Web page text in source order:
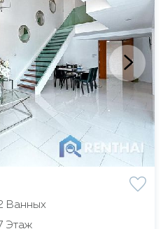
Ванных
Этаж